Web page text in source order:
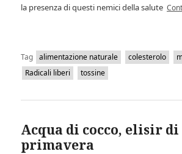
la presenza di questi nemici della salute
Tag alimentazione naturale colesterolo
Radicali liberi
tossine
Acqua di cocco, elisir di
primavera